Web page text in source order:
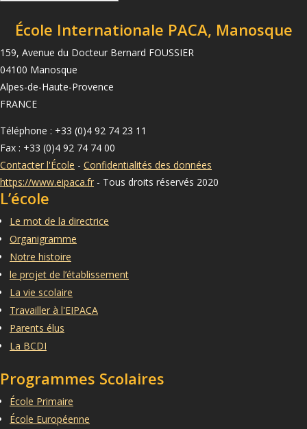
École Internationale PACA, Manosque
159, Avenue du Docteur Bernard FOUSSIER
04100 Manosque
Alpes-de-Haute-Provence
FRANCE
Téléphone : +33 (0)4 92 74 23 11
Fax : +33 (0)4 92 74 74 00
Contacter l'École - Confidentialités des données
https://www.eipaca.fr - Tous droits réservés 2020
L’école
Le mot de la directrice
Organigramme
Notre histoire
le projet de l’établissement
La vie scolaire
Travailler à l'EIPACA
Parents élus
La BCDI
Programmes Scolaires
École Primaire
École Européenne